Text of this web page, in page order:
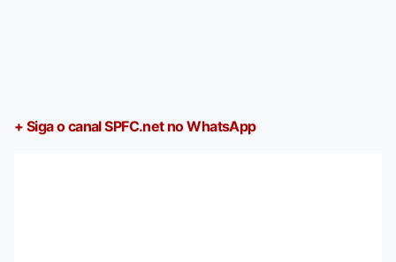
+ Siga o canal SPFC.net no WhatsApp